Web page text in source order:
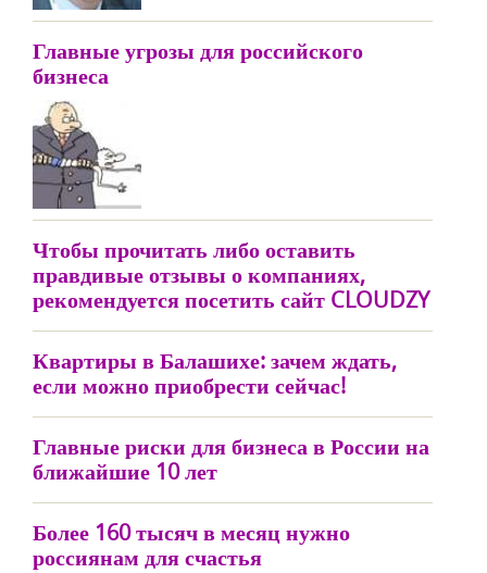
Главные угрозы для российского
бизнеса
Чтобы прочитать либо оставить
правдивые отзывы о компаниях,
рекомендуется посетить сайт CLOUDZY
Квартиры в Балашихе: зачем ждать,
если можно приобрести сейчас!
Главные риски для бизнеса в России на
ближайшие 10 лет
Более 160 тысяч в месяц нужно
россиянам для счастья